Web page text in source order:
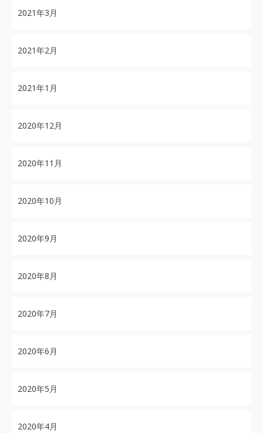
2021年3月
2021年2月
2021年1月
2020年12月
2020年11月
2020年10月
2020年9月
2020年8月
2020年7月
2020年6月
2020年5月
2020年4月